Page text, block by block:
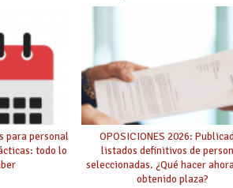
para personal
todo lo
OPOSICIONES 2026:
listados definitivos de
seleccionadas. ¿Qué hacer
obtenido plaza?